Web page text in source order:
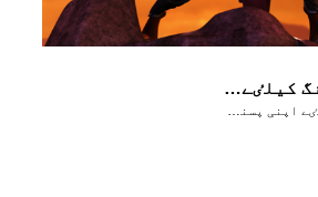
شیطان آخری جنگ کیلٸے اپنی پسند کے لوگوں کو جمع کرتا ہے ـ ہَرمجدوُن!
شیطان آخری جنگ کیلٸے اپنی پسند کے لوگوں کو جمع کرتا ہے ـ ہَرمجدوُن!